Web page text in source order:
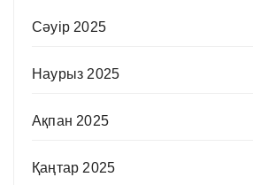
Сәуір 2025
Наурыз 2025
Ақпан 2025
Қаңтар 2025